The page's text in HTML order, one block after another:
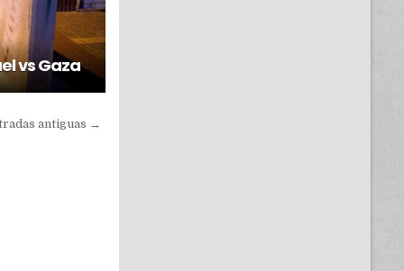
vs Gaza
antiguas →